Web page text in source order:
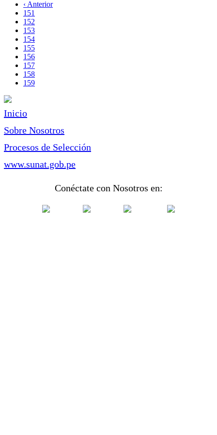
Paginación
página
Página
anterior
‹ Anterior
Page
151
Page
152
Page
153
Page
154
Page
155
Page
156
Page
157
Page
158
Página
159
Inicio
Sobre Nosotros
Procesos de Selección
www.sunat.gob.pe
Conéctate con Nosotros en: